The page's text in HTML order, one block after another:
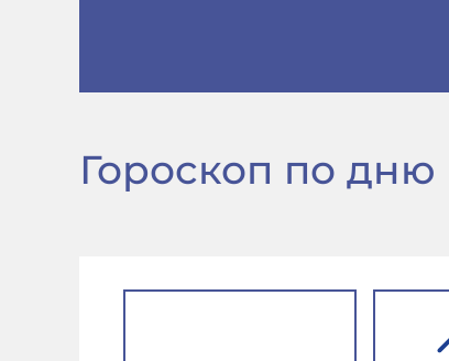
Гороскоп по дню